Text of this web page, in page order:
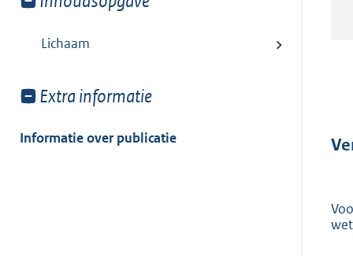
van:
Lichaam
Toon
van:
Extra informatie
Informatie over publicatie